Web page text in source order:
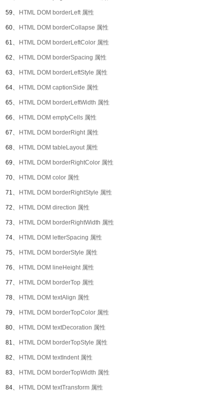
59、 HTML DOM borderLeft 属性
60、 HTML DOM borderCollapse 属性
61、 HTML DOM borderLeftColor 属性
62、 HTML DOM borderSpacing 属性
63、 HTML DOM borderLeftStyle 属性
64、 HTML DOM captionSide 属性
65、 HTML DOM borderLeftWidth 属性
66、 HTML DOM emptyCells 属性
67、 HTML DOM borderRight 属性
68、 HTML DOM tableLayout 属性
69、 HTML DOM borderRightColor 属性
70、 HTML DOM color 属性
71、 HTML DOM borderRightStyle 属性
72、 HTML DOM direction 属性
73、 HTML DOM borderRightWidth 属性
74、 HTML DOM letterSpacing 属性
75、 HTML DOM borderStyle 属性
76、 HTML DOM lineHeight 属性
77、 HTML DOM borderTop 属性
78、 HTML DOM textAlign 属性
79、 HTML DOM borderTopColor 属性
80、 HTML DOM textDecoration 属性
81、 HTML DOM borderTopStyle 属性
82、 HTML DOM textIndent 属性
83、 HTML DOM borderTopWidth 属性
84、 HTML DOM textTransform 属性